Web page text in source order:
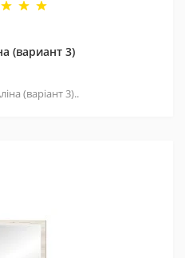
(вариант 3)
(варіант 3)..